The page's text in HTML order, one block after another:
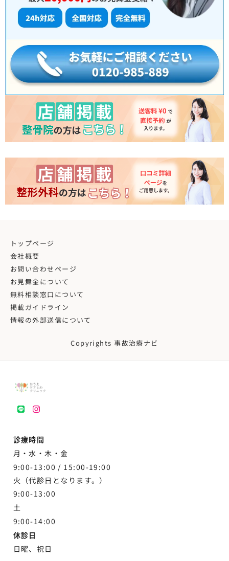
トップページ
会社概要
お問い合わせページ
お見舞金について
無料相談窓口について
掲載ガイドライン
情報の外部送信について
Copyrights 事故治療ナビ
LINEinstagram
診療時間
月・水・木・金
9:00-13:00 / 15:00-19:00
火（代診日となります。）
9:00-13:00
土
9:00-14:00
休診日
日曜、祝日